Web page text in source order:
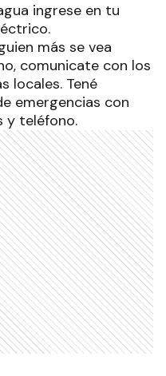
ingrese en tu
más se vea
comunicate con los
locales. Tené
emergencias con
y teléfono.